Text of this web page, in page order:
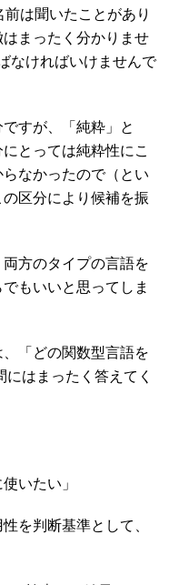
は聞いたことがあり
まったく分かりませ
なければいけませんで
すが、「純粋」と
とっては純粋性にこ
なかったので（とい
区分により候補を振
方のタイプの言語を
もいいと思ってしま
「どの関数型言語を
はまったく答えてく
いたい」
を判断基準として、